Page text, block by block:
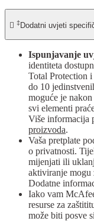
 ‡Dodatni uvjeti
Ispunjavanje
identiteta
Total Protection
do 10
moguće je
svi elementi
Više informacija
proizvoda.
Vaša pretplate
o privatnosti.
mijenjati ili
aktiviranje
Dodatne
Iako vam
resurse za
može biti posve